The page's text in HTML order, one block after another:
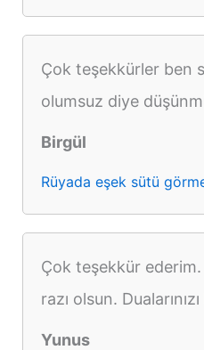
Çok teşekkürler ben
olumsuz diye
Birgül
Rüyada eşek sütü
Çok teşekkür
razı olsun.
Yunus